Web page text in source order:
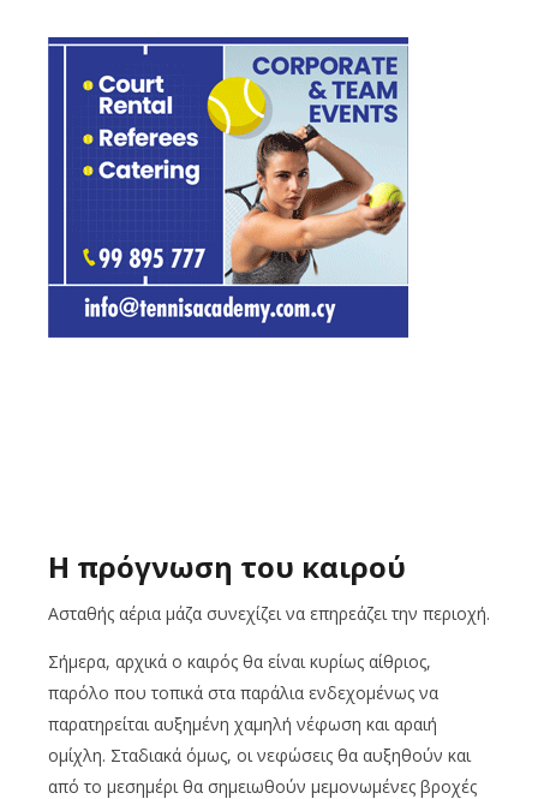
Η πρόγνωση του καιρού
Ασταθής αέρια μάζα συνεχίζει να επηρεάζει την περιοχή.
Σήμερα, αρχικά ο καιρός θα είναι κυρίως αίθριος,
παρόλο που τοπικά στα παράλια ενδεχομένως να
παρατηρείται αυξημένη χαμηλή νέφωση και αραιή
ομίχλη. Σταδιακά όμως, οι νεφώσεις θα αυξηθούν και
από το μεσημέρι θα σημειωθούν μεμονωμένες βροχές